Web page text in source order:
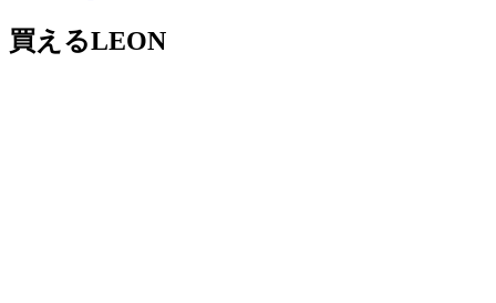
買えるLEON